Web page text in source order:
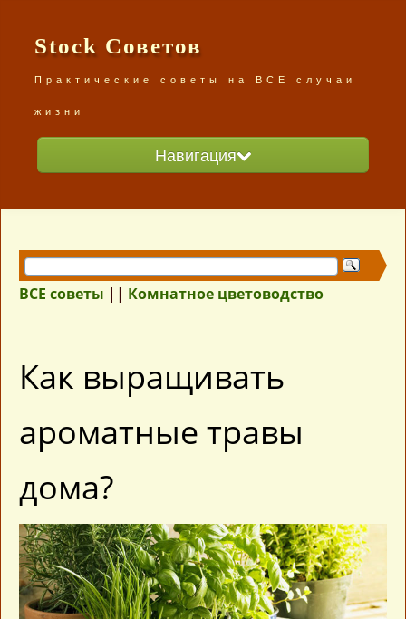
Stock Советов
Практические советы на ВСЕ случаи
жизни
Навигация
ВСЕ советы /карта сайта/
ВСЕ советы || Комнатное цветоводство
Как выращивать
ароматные травы
дома?